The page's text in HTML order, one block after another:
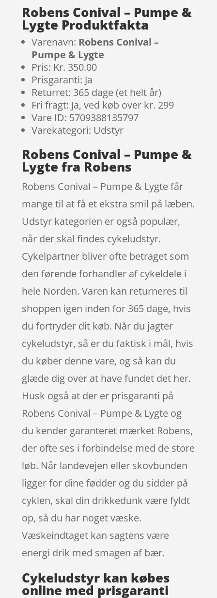
Robens Conival – Pumpe &
Lygte Produktfakta
Varenavn: Robens Conival –
Pumpe & Lygte
Pris: Kr. 350.00
Prisgaranti: Ja
Returret: 365 dage (et helt år)
Fri fragt: Ja, ved køb over kr. 299
Vare ID: 5709388135797
Varekategori: Udstyr
Robens Conival – Pumpe &
Lygte fra Robens
Robens Conival – Pumpe & Lygte får
mange til at få et ekstra smil på læben.
Udstyr kategorien er også populær,
når der skal findes cykeludstyr.
Cykelpartner bliver ofte betraget som
den førende forhandler af cykeldele i
hele Norden. Varen kan returneres til
shoppen igen inden for 365 dage, hvis
du fortryder dit køb. Når du jagter
cykeludstyr, så er du faktisk i mål, hvis
du køber denne vare, og så kan du
glæde dig over at have fundet det her.
Husk også at der er prisgaranti på
Robens Conival – Pumpe & Lygte og
du kender garanteret mærket Robens,
der ofte ses i forbindelse med de store
løb. Når landevejen eller skovbunden
ligger for dine fødder og du sidder på
cyklen, skal din drikkedunk være fyldt
op, så du har noget væske.
Væskeindtaget kan sagtens være
energi drik med smagen af bær.
Cykeludstyr kan købes
online med prisgaranti